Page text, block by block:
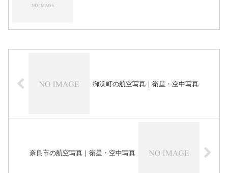
御浜町の航空写真｜衛星・空中写真
奈良市の航空写真｜衛星・空中写真